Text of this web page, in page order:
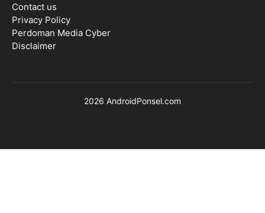
Contact us
Privacy Policy
Perdoman Media Cyber
Disclaimer
2026 AndroidPonsel.com